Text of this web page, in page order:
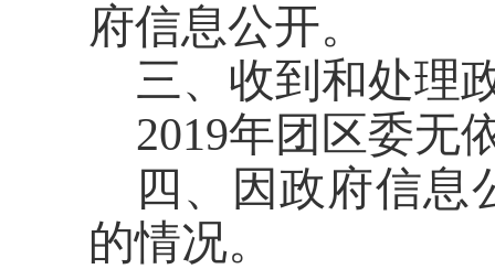
府信息公开。
三、收到和处理
2019年团区委无
四、因政府信息
的情况。